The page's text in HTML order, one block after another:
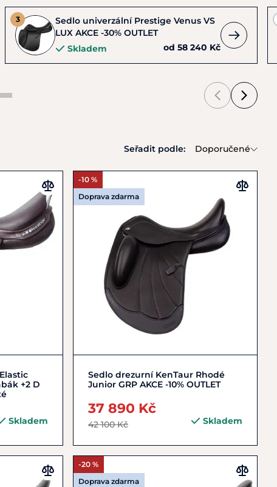
Sedlo univerzální Prestige Venus VS
LUX AKCE -30% OUTLET
Skladem
od 58 240 Kč
Seřadit podle: Doporučené
+2 D
Skladem
-10 %
Doprava zdarma
Zobrazit detail
Sedlo drezurní KenTaur Rhodé
Junior GRP AKCE -10% OUTLET
37 890 Kč
42 100 Kč Skladem
-20 %
Doprava zdarma